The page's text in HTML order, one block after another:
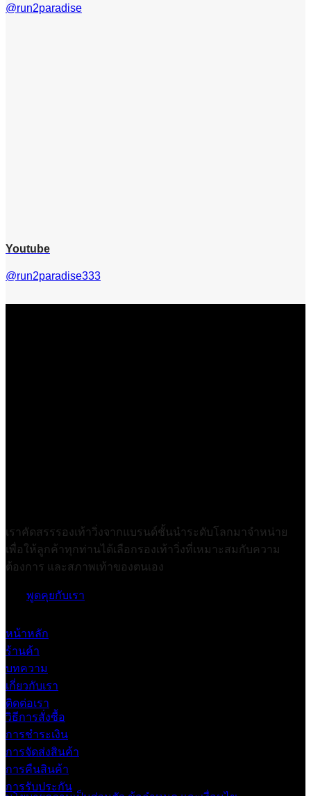
@run2paradise
Youtube
@run2paradise333
เราคัดสรรรองเท้าวิ่งจากแบรนด์ชั้นนำระดับโลกมาจำหน่าย
เพื่อให้ลูกค้าทุกท่านได้เลือกรองเท้าวิ่งที่เหมาะสมกับความ
ต้องการ และสภาพเท้าของตนเอง
พูดคุยกับเรา
หน้าหลัก
ร้านค้า
บทความ
เกี่ยวกับเรา
ติดต่อเรา
วิธีการสั่งซื้อ
การชำระเงิน
การจัดส่งสินค้า
การคืนสินค้า
การรับประกัน